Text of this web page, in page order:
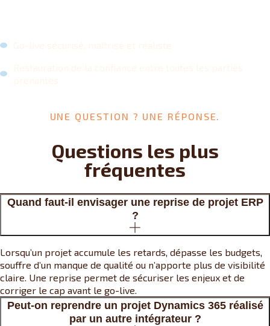
UNE QUESTION ? UNE RÉPONSE.
Questions les plus
fréquentes
Quand faut-il envisager une reprise de projet ERP
?
Lorsqu’un projet accumule les retards, dépasse les budgets,
souffre d’un manque de qualité ou n’apporte plus de visibilité
claire. Une reprise permet de sécuriser les enjeux et de
corriger le cap avant le go-live.
Peut-on reprendre un projet Dynamics 365 réalisé
par un autre intégrateur ?